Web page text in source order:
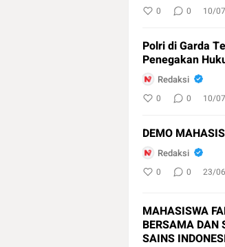
0 0 10/
Polri di Garda
Penegakan
Redaksi
0 0 10/
DEMO
Redaksi
0 0 23/
MAHASISWA
BERSAMA DAN
SAINS